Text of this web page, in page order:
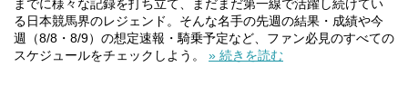
までに様々な記録を打ち立て、まだまだ第一線で活躍し続けてい
る日本競馬界のレジェンド。そんな名手の先週の結果・成績や今
週（8/8・8/9）の想定速報・騎乗予定など、ファン必見のすべての
スケジュールをチェックしよう。 » 続きを読む